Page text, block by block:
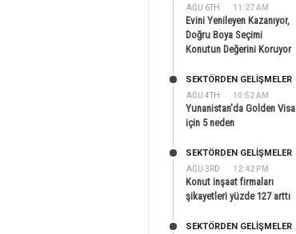
AĞU 6TH 11:27 AM
Evini Yenileyen Kazanıyor,
Doğru Boya Seçimi
Konutun Değerini Koruyor
AĞU 4TH 10:52 AM
SEKTÖRDEN GELIŞMELER
Yunanistan’da Golden Visa
için 5 neden
AĞU 3RD 12:42 PM
SEKTÖRDEN GELIŞMELER
Konut inşaat firmaları
şikayetleri yüzde 127 arttı
SEKTÖRDEN GELIŞMELER